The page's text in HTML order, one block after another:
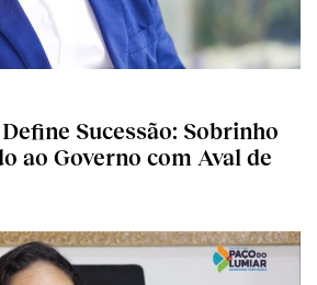
Sucessão: Sobrinho
ao Governo com Aval de